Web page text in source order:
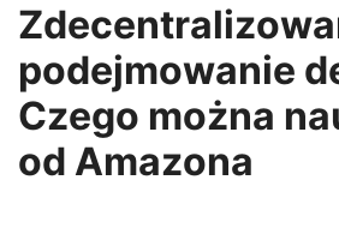
podejmowanie
Czego można
od Amazona